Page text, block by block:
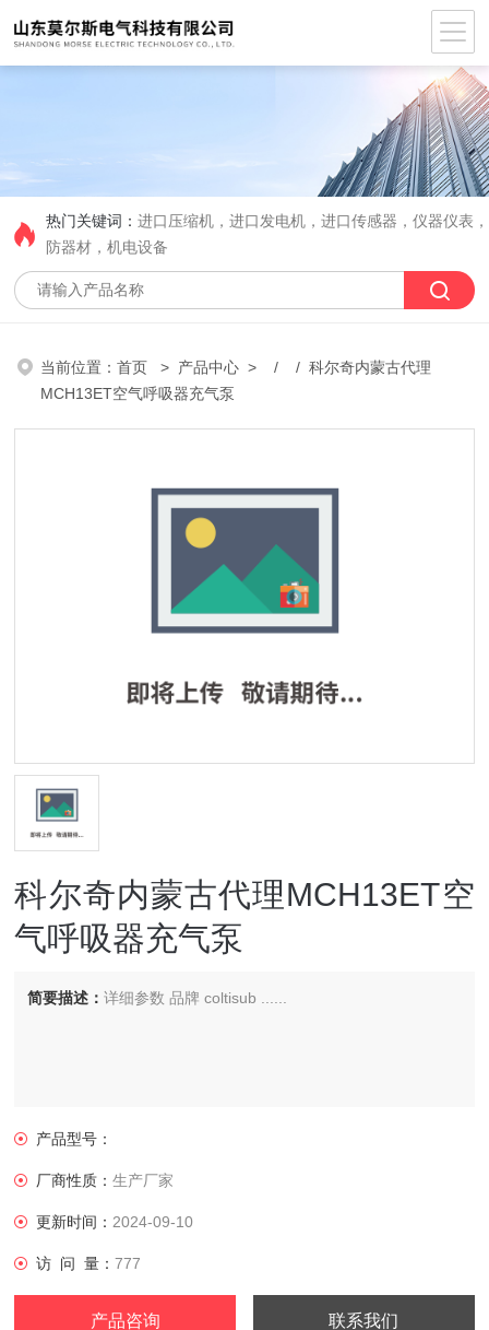
热门关键词：进口压缩机，进口发电机，进口传感器，仪器仪表
防器材，机电设备
当前位置：首页 > 产品中心 > / / 科尔奇内蒙古代理
MCH13ET空气呼吸器充气泵
科尔奇内蒙古代理MCH13ET空
气呼吸器充气泵
简要描述：详细参数 品牌 coltisub ......
产品型号：
厂商性质：生产厂家
更新时间： 2024-09-10
访 问 量：777
产品咨询 联系我们